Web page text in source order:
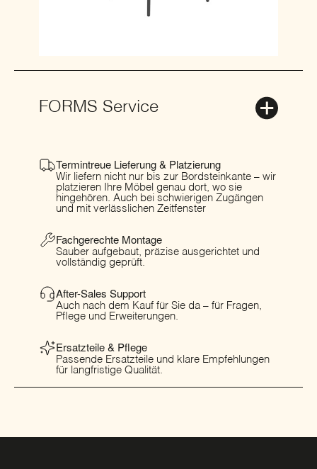
FORMS Service
Termintreue Lieferung & Platzierung
Wir liefern nicht nur bis zur Bordsteinkante – wir
platzieren Ihre Möbel genau dort, wo sie
hingehören. Auch bei schwierigen Zugängen
und mit verlässlichen Zeitfenster
Fachgerechte Montage
Sauber aufgebaut, präzise ausgerichtet und
vollständig geprüft.
After-Sales Support
Auch nach dem Kauf für Sie da – für Fragen,
Pflege und Erweiterungen.
Ersatzteile & Pflege
Passende Ersatzteile und klare Empfehlungen
für langfristige Qualität.